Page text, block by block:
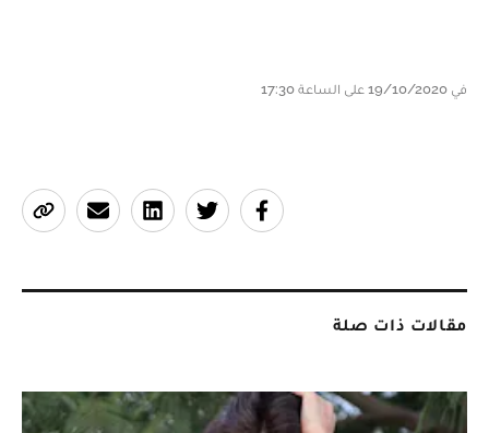
في 19/10/2020 على الساعة 17:30
مقالات ذات صلة